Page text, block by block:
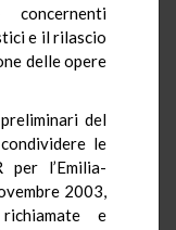
concernenti
e il rilascio
delle opere
del
le
per l’Emilia-
2003,
e